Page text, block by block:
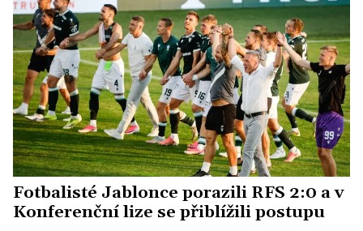
Fotbalisté Jablonce porazili RFS 2:0 a v
Konferenční lize se přiblížili postupu